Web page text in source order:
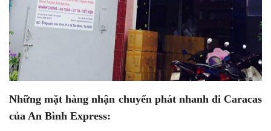
Những mặt hàng nhận chuyển phát nhanh đi Caracas
của An Bình Express: